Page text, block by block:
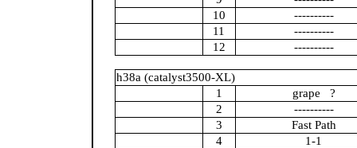
10
----------
11
----------
12
----------
h38a (catalyst3500-XL)
1
grape
?
2
----------
3
Fast Path
4
1-1